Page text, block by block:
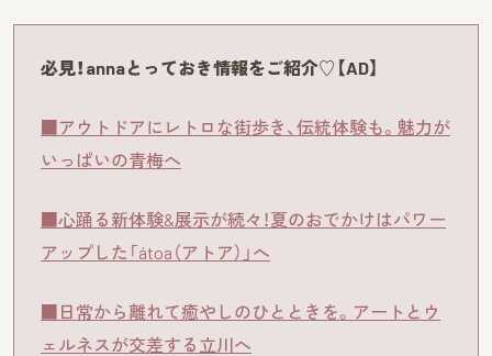
必見！annaとっておき情報をご紹介♡【AD】
■アウトドアにレトロな街歩き、伝統体験も。魅力が
いっぱいの青梅へ
■心踊る新体験&展示が続々！夏のおでかけはパワー
アップした「átoa（アトア）」へ
■日常から離れて癒やしのひとときを。アートとウ
ェルネスが交差する立川へ